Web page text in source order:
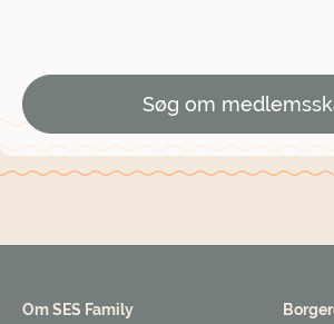
Søg om
Om SES Family